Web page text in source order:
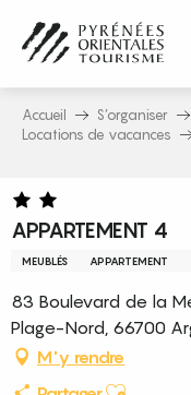
contenu
principal
Accueil S’organiser
Locations de vacances
APPARTEMENT 4
MEUBLÉS APPARTEMENT
83 Boulevard de la
Plage-Nord, 66700
M'y rendre
Ajouter